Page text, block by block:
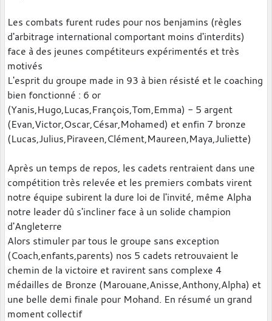
Les combats furent rudes pour nos benjamins (règles
d'arbitrage international comportant moins d'interdits)
face à des jeunes compétiteurs expérimentés et très
motivés
L'esprit du groupe made in 93 à bien résisté et le coaching
bien fonctionné : 6 or
(Yanis,Hugo,Lucas,François,Tom,Emma) - 5 argent
(Evan,Victor,Oscar,César,Mohamed) et enfin 7 bronze
(Lucas,Julius,Piraveen,Clément,Maureen,Maya,Juliette)
Après un temps de repos, les cadets rentraient dans une
compétition très relevée et les premiers combats virent
notre équipe subirent la dure loi de l'invité, même Alpha
notre leader dû s'incliner face à un solide champion
d'Angleterre
Alors stimuler par tous le groupe sans exception
(Coach,enfants,parents) nos 5 cadets retrouvaient le
chemin de la victoire et ravirent sans complexe 4
médailles de Bronze (Marouane,Anisse,Anthony,Alpha) et
une belle demi finale pour Mohand. En résumé un grand
moment collectif